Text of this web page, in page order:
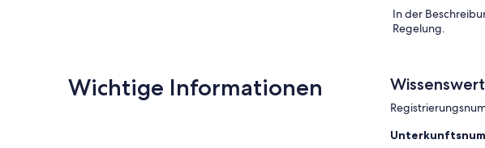
In der
Regelung.
Wichtige Informationen